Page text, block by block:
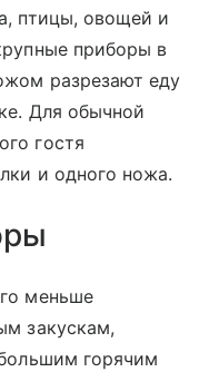
птицы, овощей и
приборы в
разрезают еду
Для обычной
гостя
и одного ножа.
меньше
закускам,
горячим